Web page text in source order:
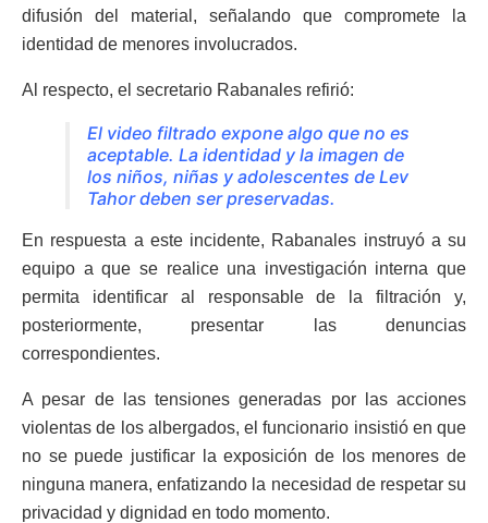
difusión del material, señalando que compromete la
identidad de menores involucrados.
Al respecto, el secretario Rabanales refirió:
El video filtrado expone algo que no es
aceptable. La identidad y la imagen de
los niños, niñas y adolescentes de Lev
Tahor deben ser preservadas.
En respuesta a este incidente, Rabanales instruyó a su
equipo a que se realice una investigación interna que
permita identificar al responsable de la filtración y,
posteriormente, presentar las denuncias
correspondientes.
A pesar de las tensiones generadas por las acciones
violentas de los albergados, el funcionario insistió en que
no se puede justificar la exposición de los menores de
ninguna manera, enfatizando la necesidad de respetar su
privacidad y dignidad en todo momento.